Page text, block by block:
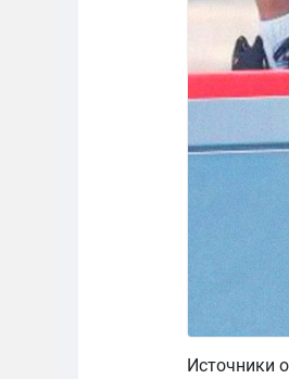
Источники